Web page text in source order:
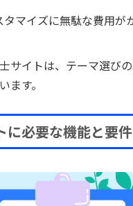
マイズに無駄な費用が
サイトは、テーマ選び
ます。
に必要な機能と要件